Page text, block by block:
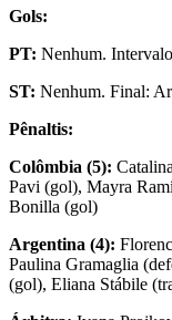
Gols:
PT: Nenhum.
ST: Nenhum. Final:
Pênaltis:
Colômbia (5):
Pavi (gol), Mayra
Bonilla (gol)
Argentina (4):
Paulina Gramaglia
(gol), Eliana Stábile